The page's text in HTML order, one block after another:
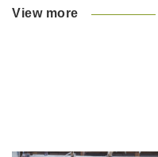
View more